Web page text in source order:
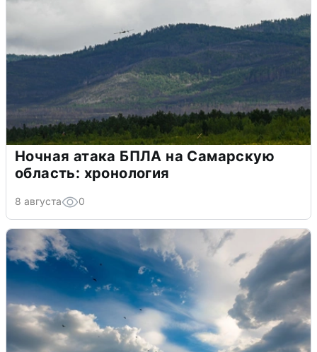
Ночная атака БПЛА на Самарскую
область: хронология
8 августа 0